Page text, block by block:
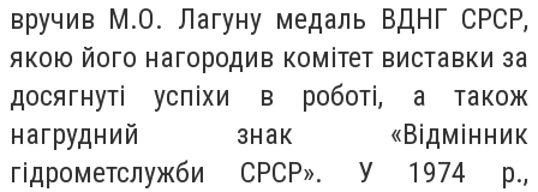
вручив М.О. Лагуну медаль ВДНГ СРСР,
якою його нагородив комітет виставки за
досягнуті успіхи в роботі, а також
нагрудний знак «Відмінник
гідрометслужби СРСР». У 1974 р.,